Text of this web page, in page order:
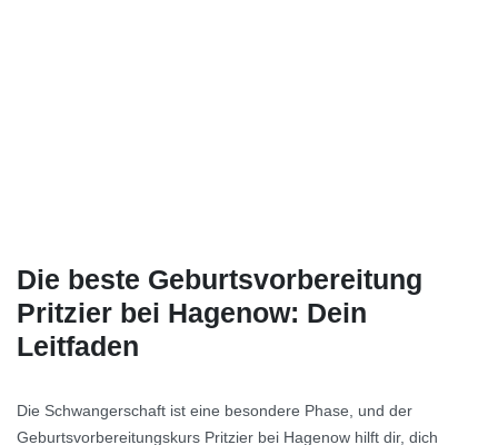
Die beste Geburtsvorbereitung
Pritzier bei Hagenow: Dein
Leitfaden
Die Schwangerschaft ist eine besondere Phase, und der
Geburtsvorbereitungskurs Pritzier bei Hagenow hilft dir, dich